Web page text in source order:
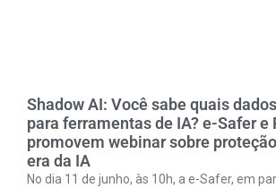
Shadow AI: Você sabe quais
para ferramentas de IA? e-Safer e
promovem webinar sobre
era da IA
No dia 11 de junho, às 10h, a e-Safer, em